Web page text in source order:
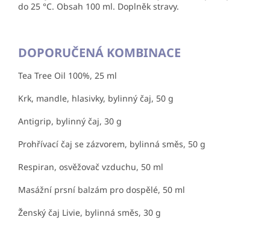
do 25 °C. Obsah 100 ml. Doplněk stravy.
DOPORUČENÁ KOMBINACE
Tea Tree Oil 100%, 25 ml
Krk, mandle, hlasivky, bylinný čaj, 50 g
Antigrip, bylinný čaj, 30 g
Prohřívací čaj se zázvorem, bylinná směs, 50 g
Respiran, osvěžovač vzduchu, 50 ml
Masážní prsní balzám pro dospělé, 50 ml
Ženský čaj Livie, bylinná směs, 30 g